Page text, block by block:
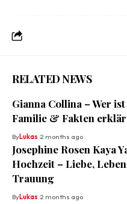
RELATED NEWS
Gianna Collina – Wer
Familie & Fakten
ByLukas 2 months ago
Josephine Rosen Kaya
Hochzeit – Liebe,
Trauung
ByLukas 2 months ago